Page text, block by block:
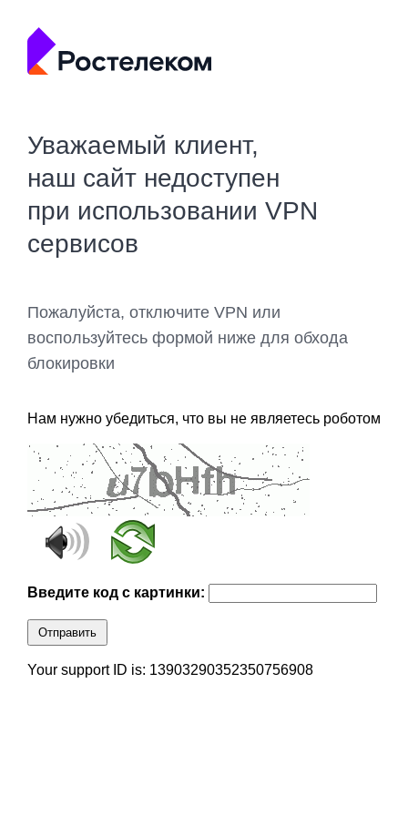
Уважаемый клиент,
наш сайт недоступен
при использовании VPN
сервисов
Пожалуйста, отключите VPN или
воспользуйтесь формой ниже для обхода
блокировки
Нам нужно убедиться, что вы не являетесь роботом
Введите код с картинки:
Отправить
Your support ID is: 13903290352350756908